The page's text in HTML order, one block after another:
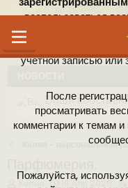
воспользоваться
которые предлагает
необходимо войти
учётной записью или
После
просматривать
комментарии к темам
Пожалуйста,
Иконки
Ваши
Аналитика от
Новая
Келия - персональный
А
Келия
Д16 Апр 2026